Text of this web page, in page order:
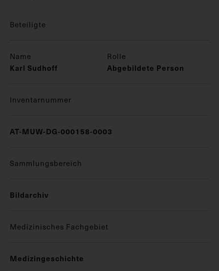
Beteiligte
Name Rolle
Karl Sudhoff Abgebildete Person
Inventarnummer
AT-MUW-DG-000158-0003
Sammlungsbereich
Bildarchiv
Medizinisches Fachgebiet
Medizingeschichte